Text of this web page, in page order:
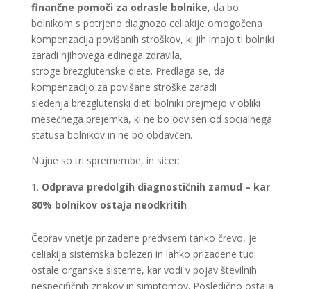
finančne pomoči za odrasle bolnike, da bo
bolnikom s potrjeno diagnozo celiakije omogočena
kompenzacija povišanih stroškov, ki jih imajo ti bolniki
zaradi njihovega edinega zdravila,
stroge brezglutenske diete. Predlaga se, da
kompenzacijo za povišane stroške zaradi
sledenja brezglutenski dieti bolniki prejmejo v obliki
mesečnega prejemka, ki ne bo odvisen od socialnega
statusa bolnikov in ne bo obdavčen.
Nujne so tri spremembe, in sicer:
Odprava predolgih diagnostičnih zamud – kar
80% bolnikov ostaja neodkritih
Čeprav vnetje prizadene predvsem tanko črevo, je
celiakija sistemska bolezen in lahko prizadene tudi
ostale organske sisteme, kar vodi v pojav številnih
nespecifičnih znakov in simptomov. Posledično ostaja